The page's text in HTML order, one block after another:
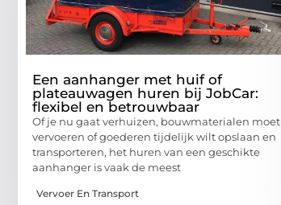
Een aanhanger met huif of
plateauwagen huren bij JobCar:
flexibel en betrouwbaar
Of je nu gaat verhuizen, bouwmaterialen moet
vervoeren of goederen tijdelijk wilt opslaan en
transporteren, het huren van een geschikte
aanhanger is vaak de meest
Vervoer En Transport